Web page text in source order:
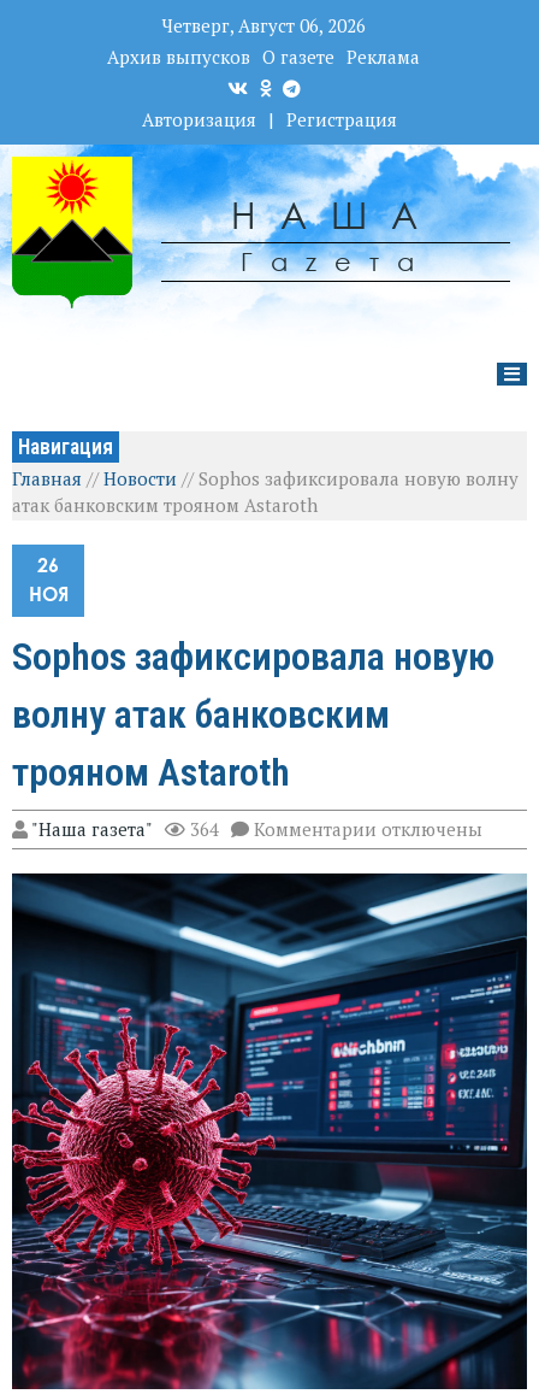
Четверг, Август 06, 2026
Архив выпусков О газете Реклама
Авторизация | Регистрация
НАША
Гаzета
Навигация
Главная //Новости //Sophos зафиксировала новую волну
атак банковским трояном Astaroth
26
НОЯ
Sophos зафиксировала новую
волну атак банковским
трояном Astaroth
"Наша газета" 364 Комментарии к
записи
Sophos
зафиксировала
новую
волну
атак
банковским
трояном
Astaroth
отключены